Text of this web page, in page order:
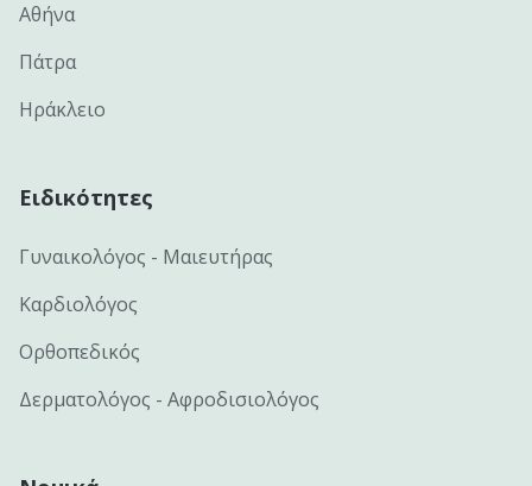
Αθήνα
Πάτρα
Ηράκλειο
Ειδικότητες
Γυναικολόγος - Μαιευτήρας
Καρδιολόγος
Ορθοπεδικός
Δερματολόγος - Αφροδισιολόγος